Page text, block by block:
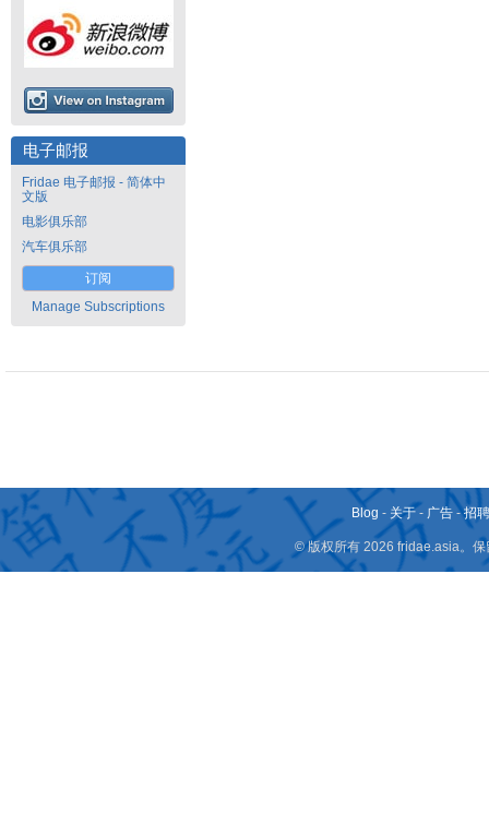
电子邮报
Fridae 电子邮报 - 简体中
文版
电影俱乐部
汽车俱乐部
订阅
Manage Subscriptions
Blog - 关于 - 广告 -招
© 版权所有 2026 fridae.asia。